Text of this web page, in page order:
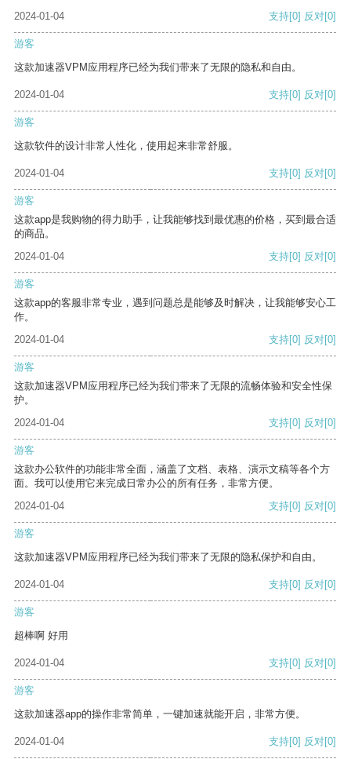
2024-01-04 支持[0] 反对[0]
游客
这款加速器VPM应用程序已经为我们带来了无限的隐私和自由。
2024-01-04 支持[0] 反对[0]
游客
这款软件的设计非常人性化，使用起来非常舒服。
2024-01-04 支持[0] 反对[0]
游客
这款app是我购物的得力助手，让我能够找到最优惠的价格，买到最合适
的商品。
2024-01-04
支持[0] 反对[0]
游客
这款app的客服非常专业，遇到问题总是能够及时解决，让我能够安心工
作。
2024-01-04
支持[0] 反对[0]
游客
这款加速器VPM应用程序已经为我们带来了无限的流畅体验和安全性保
护。
2024-01-04
支持[0] 反对[0]
游客
这款办公软件的功能非常全面，涵盖了文档、表格、演示文稿等各个方
面。我可以使用它来完成日常办公的所有任务，非常方便。
2024-01-04
支持[0] 反对[0]
游客
这款加速器VPM应用程序已经为我们带来了无限的隐私保护和自由。
2024-01-04 支持[0] 反对[0]
游客
超棒啊 好用
2024-01-04 支持[0] 反对[0]
游客
这款加速器app的操作非常简单，一键加速就能开启，非常方便。
2024-01-04 支持[0] 反对[0]